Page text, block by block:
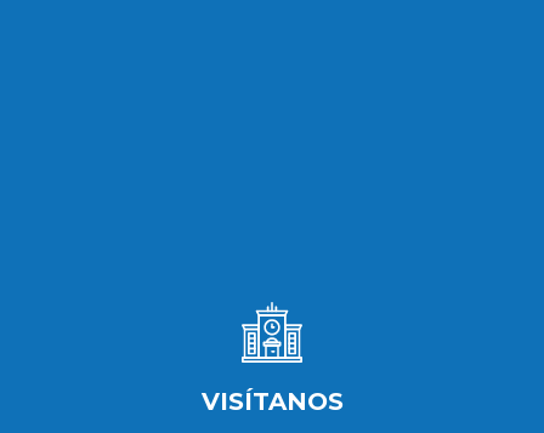
VISÍTANOS